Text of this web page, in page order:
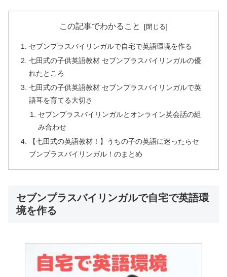
この記事でわかること
セブンプラスバイリンガルで自宅で英語環境を作る
七田式の子供英語教材 セブンプラスバイリンガルの優
れたところ
七田式の子供英語教材 セブンプラスバイリンガルで英
語耳を育てる大切さ
セブンプラスバイリンガルとオンライン英会話の組
み合わせ
【七田式の英語教材！】うちの子の英語に迷ったらセ
ブンプラスバイリンガル！のまとめ
セブンプラスバイリンガルで自宅で英語環
境を作る